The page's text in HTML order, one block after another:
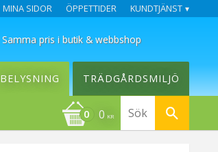
MINA SIDOR ÖPPETTIDER KUNDTJÄNST
Samma pris i butik & webbshop
0 KR
BELYSNING TRÄDGÅRDSMILJÖ